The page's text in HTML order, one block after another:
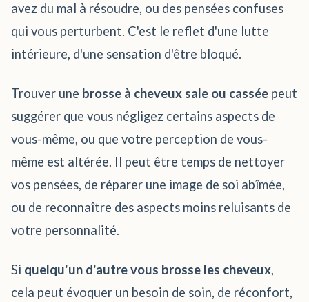
avez du mal à résoudre, ou des pensées confuses
qui vous perturbent. C'est le reflet d'une lutte
intérieure, d'une sensation d'être bloqué.
Trouver une brosse à cheveux sale ou cassée peut
suggérer que vous négligez certains aspects de
vous-même, ou que votre perception de vous-
même est altérée. Il peut être temps de nettoyer
vos pensées, de réparer une image de soi abîmée,
ou de reconnaître des aspects moins reluisants de
votre personnalité.
Si quelqu'un d'autre vous brosse les cheveux,
cela peut évoquer un besoin de soin, de réconfort,